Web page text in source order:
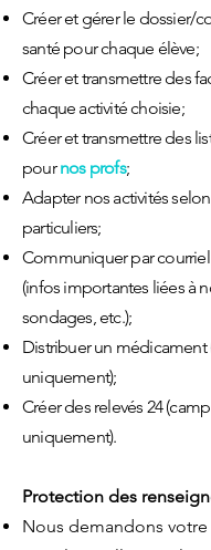
Créer et gérer le dossier/
santé pour chaque élève;
Créer et transmettre des
chaque activité choisie;
Créer et transmettre des
pournos profs;
Adapter nos activités
particuliers;
Communiquer par courriel
(infos importantes liées à
sondages, etc.);
Distribuer un
uniquement);
Créer des relevés 24
uniquement).
Protection des
Nous demandons